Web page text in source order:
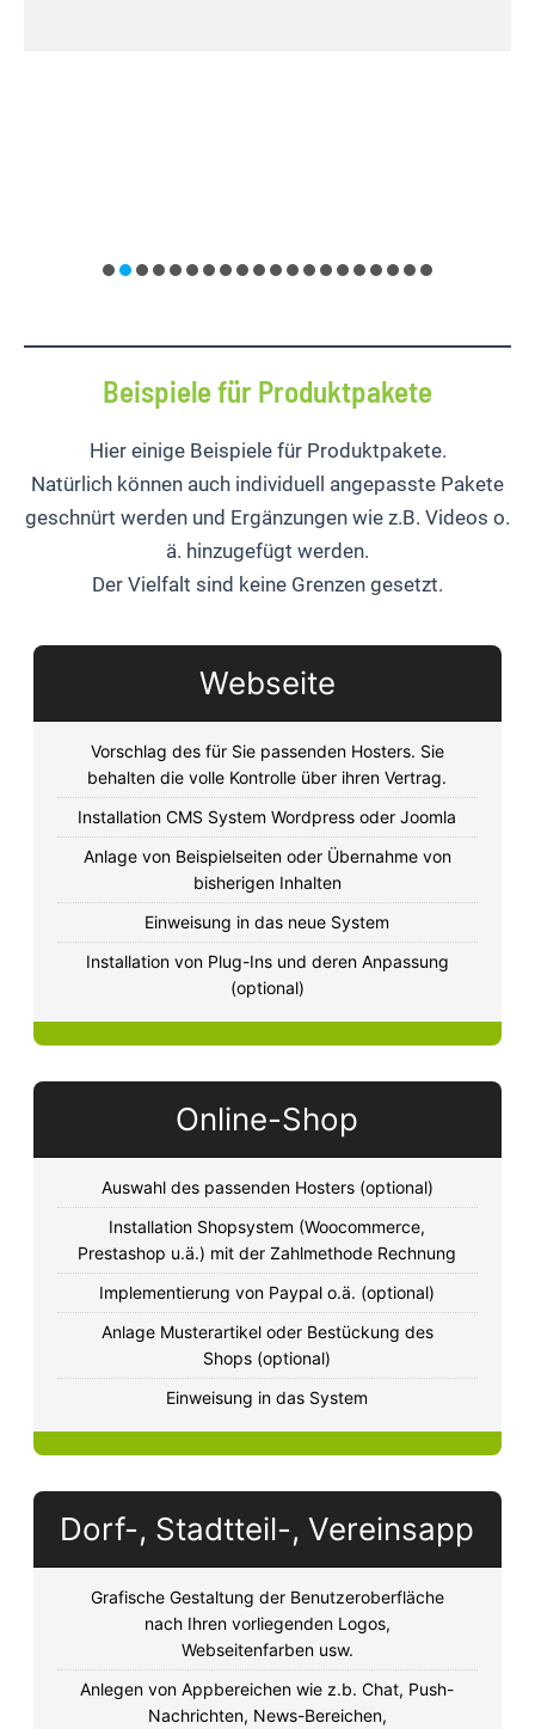
Beispiele für Produktpakete
Hier einige Beispiele für Produktpakete.
Natürlich können auch individuell angepasste Pakete
geschnürt werden und Ergänzungen wie z.B. Videos o.
ä. hinzugefügt werden.
Der Vielfalt sind keine Grenzen gesetzt.
Webseite
Vorschlag des für Sie passenden Hosters. Sie
behalten die volle Kontrolle über ihren Vertrag.
Installation CMS System Wordpress oder Joomla
Anlage von Beispielseiten oder Übernahme von
bisherigen Inhalten
Einweisung in das neue System
Installation von Plug-Ins und deren Anpassung
(optional)
Online-Shop
Auswahl des passenden Hosters (optional)
Installation Shopsystem (Woocommerce,
Prestashop u.ä.) mit der Zahlmethode Rechnung
Implementierung von Paypal o.ä. (optional)
Anlage Musterartikel oder Bestückung des
Shops (optional)
Einweisung in das System
Dorf-, Stadtteil-, Vereinsapp
Grafische Gestaltung der Benutzeroberfläche
nach Ihren vorliegenden Logos,
Webseitenfarben usw.
Anlegen von Appbereichen wie z.b. Chat, Push-
Nachrichten, News-Bereichen,